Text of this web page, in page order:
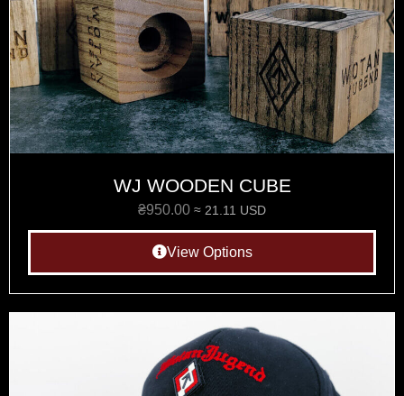
WJ WOODEN CUBE
₴950.00 ≈ 21.11 USD
View Options